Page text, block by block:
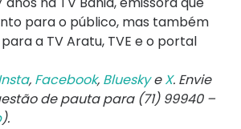
para o público, mas também
a TV Aratu, TVE e o portal
, Facebook, BlueskyeX. Envie
de pauta para (71) 99940 –
).